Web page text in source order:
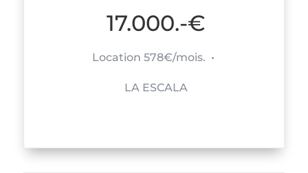
17.000.-€
Location 578€/mois. •
LA ESCALA